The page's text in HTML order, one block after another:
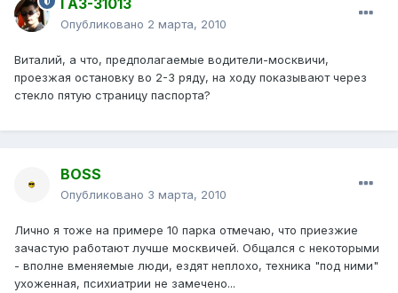
ГАЗ-31013
Опубликовано 2 марта, 2010
Виталий, а что, предполагаемые водители-москвичи,
проезжая остановку во 2-3 ряду, на ходу показывают через
стекло пятую страницу паспорта?
BOSS
Опубликовано 3 марта, 2010
Лично я тоже на примере 10 парка отмечаю, что приезжие
зачастую работают лучше москвичей. Общался с некоторыми
- вполне вменяемые люди, ездят неплохо, техника "под ними"
ухоженная, психиатрии не замечено...